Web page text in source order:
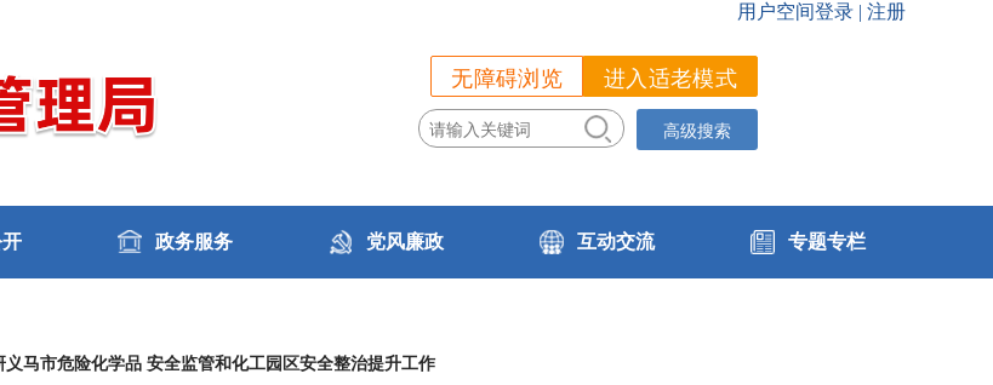
无障碍浏览 进入适老模式
高级搜索
政务服务 党风廉政 互动交流 专题专栏
义马市危险化学品 安全监管和化工园区安全整治提升工作